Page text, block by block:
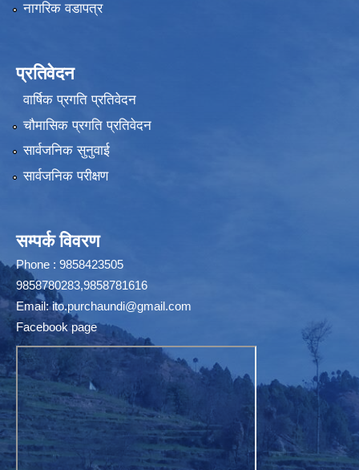
नागरिक वडापत्र
प्रतिवेदन
वार्षिक प्रगति प्रतिवेदन
चौमासिक प्रगति प्रतिवेदन
सार्वजनिक सुनुवाई
सार्वजनिक परीक्षण
सम्पर्क विवरण
Phone : 9858423505
9858780283,9858781616
Email:ito.purchaundi@gmail.com
Facebook page